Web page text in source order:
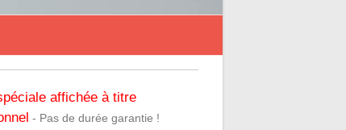
affichée à titre
- Pas de durée garantie !